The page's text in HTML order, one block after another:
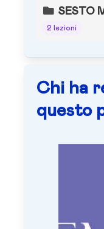
SESTO
2 lezioni
Chi ha
questo